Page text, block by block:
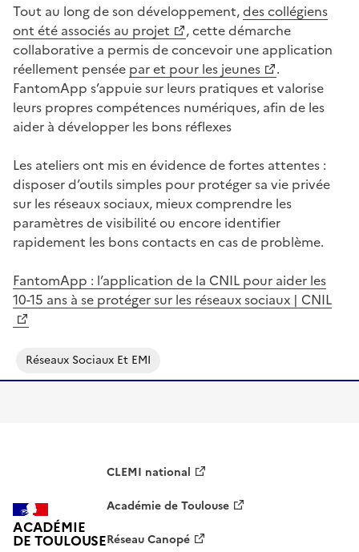
Tout au long de son développement,des collégiens
ont été associés au projet
, cette démarche
collaborative a permis de concevoir une application
réellement pensée par et pour les jeunes
.
FantomApp s’appuie sur leurs pratiques et valorise
leurs propres compétences numériques, afin de les
aider à développer les bons réflexes
Les ateliers ont mis en évidence de fortes attentes :
disposer d’outils simples pour protéger sa vie privée
sur les réseaux sociaux, mieux comprendre les
paramètres de visibilité ou encore identifier
rapidement les bons contacts en cas de problème.
FantomApp : l’application de la CNIL pour aider les
10-15 ans à se protéger sur les réseaux sociaux | CNIL
Réseaux Sociaux Et EMI
ACADÉMIE
DE TOULOUSE
CLEMI national
Académie de Toulouse
Réseau Canopé